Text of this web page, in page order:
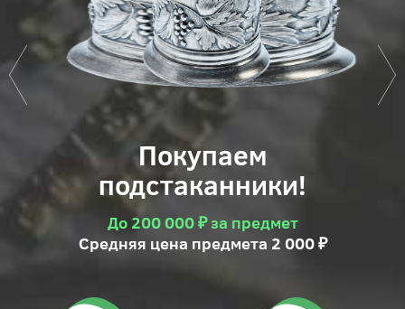
Покупаем
подстаканники!
До 200 000 ₽ за предмет
Средняя цена предмета 2 000 ₽